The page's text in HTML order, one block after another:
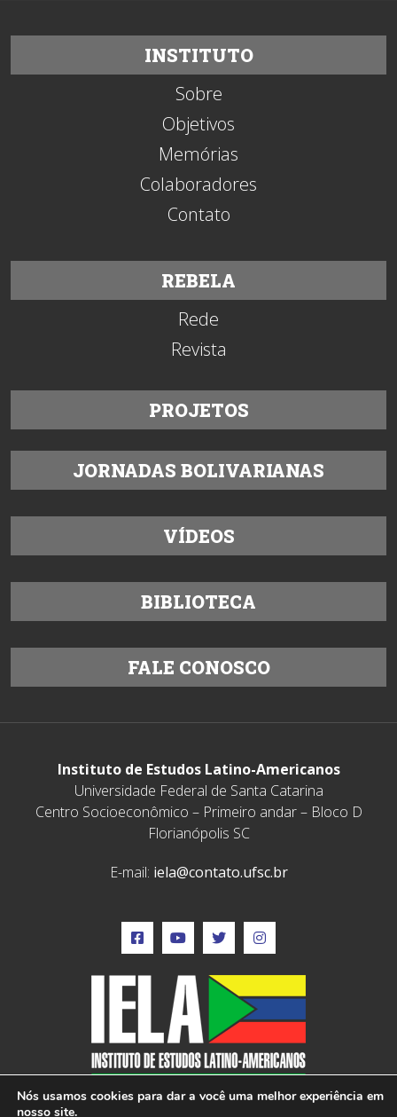
INSTITUTO
Sobre
Objetivos
Memórias
Colaboradores
Contato
REBELA
Rede
Revista
PROJETOS
JORNADAS BOLIVARIANAS
VÍDEOS
BIBLIOTECA
FALE CONOSCO
Instituto de Estudos Latino-Americanos
Universidade Federal de Santa Catarina
Centro Socioeconômico – Primeiro andar – Bloco D
Florianópolis SC
E-mail: iela@contato.ufsc.br
Nós usamos cookies para dar a você uma melhor experiência em
nosso site.